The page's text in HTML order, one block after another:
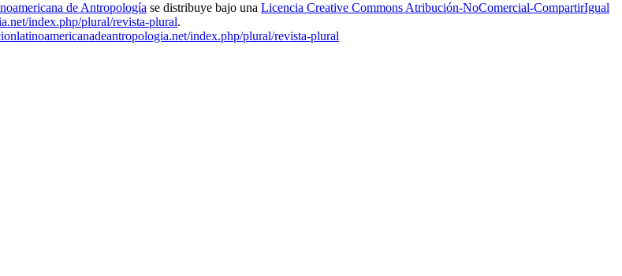
de Antropología se distribuye bajo una Licencia Creative Commons Atribución-NoComercial-CompartirIgual
index.php/plural/revista-plural.
index.php/plural/revista-plural